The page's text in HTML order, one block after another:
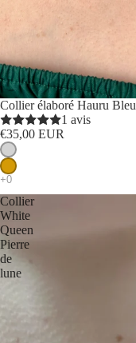
Collier élaboré Hauru Bleu
1 avis
€35,00 EUR
Collier
White
Queen
Pierre
de
lune